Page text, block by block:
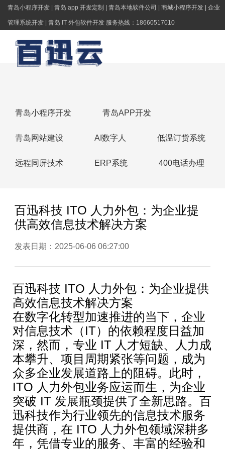
青岛小程序开发 | 青岛 app 开发定制 | 青岛本地软件公司 | 商城小程序开发 | 企业
管理系统开发 | 青岛 IT 外包软件开发 服务热线：18660517010
青岛小程序开发 青岛APP开发
青岛网站建设 AI数字人 低温订货系统
远程同屏技术 ERP系统 400电话办理
百迅科技 ITO 人力外包：为企业提
供高效信息技术解决方案​ ​
发表日期：2025-06-06 06:27:00
百迅科技 ITO 人力外包：为企业提供
高效信息技术解决方案
在数字化转型加速推进的当下，企业
对信息技术（IT）的依赖程度日益加
深，然而，专业 IT 人才短缺、人力成
本攀升、项目周期紧张等问题，成为
众多企业发展道路上的阻碍。此时，
ITO 人力外包业务应运而生，为企业
突破 IT 发展瓶颈提供了全新思路。百
迅科技作为行业领先的信息技术服务
提供商，在 ITO 人力外包领域深耕多
年，凭借专业的服务、丰富的经验和